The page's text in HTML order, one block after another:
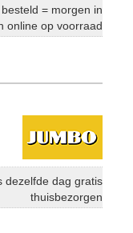
= morgen in
online op voorraad
dezelfde dag gratis
thuisbezorgen